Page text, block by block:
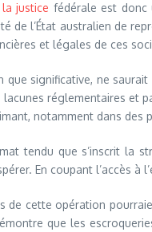
la justice fédérale est donc
de l’État australien de
et légales de ces
que significative, ne
réglementaires et
notamment dans
tendu que s’inscrit la
En coupant l’accès
de cette opération
que les